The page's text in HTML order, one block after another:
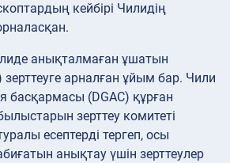
кейбірі Чилидің
анықталмаған ұшатын
зерттеуге арналған ұйым бар. Чили
басқармасы (DGAC) құрған
зерттеу комитеті
есептерді тергеп, осы
анықтау үшін зерттеулер